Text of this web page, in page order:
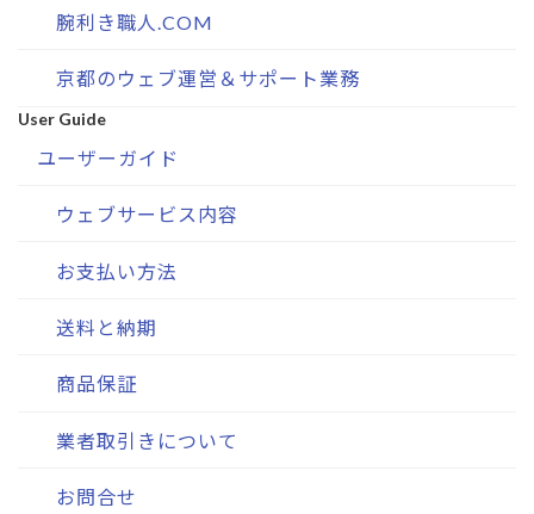
腕利き職人.COM
京都のウェブ運営＆サポート業務
User Guide
ユーザーガイド
ウェブサービス内容
お支払い方法
送料と納期
商品保証
業者取引きについて
お問合せ